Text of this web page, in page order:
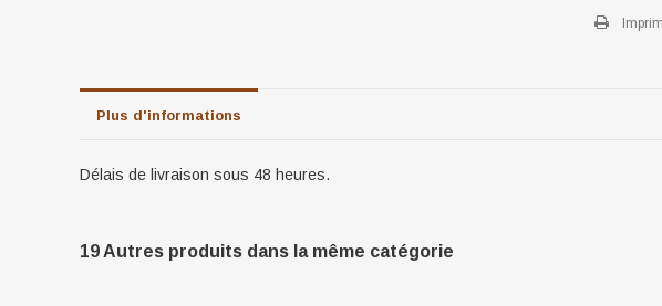
Plus d'informations
Délais de livraison sous 48 heures.
19 Autres produits dans la même catégorie